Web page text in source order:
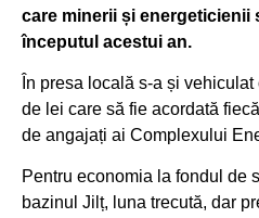
care minerii și energeticienii
începutul acestui an.
În presa locală s-a și
de lei care să fie acordată
de angajați ai Complexului
Pentru economia la fondul de
bazinul Jilț, luna trecută, dar